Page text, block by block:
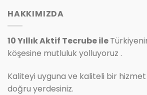
HAKKIMIZDA
10 Yıllık Aktif Tecrube ile
köşesine mutluluk yolluyoruz .
Kaliteyi uyguna ve kaliteli bir
doğru yerdesiniz.